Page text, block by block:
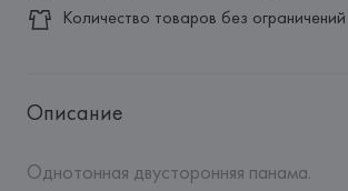
Количество товаров без ограничений
Описание
Однотонная двусторонняя панама.